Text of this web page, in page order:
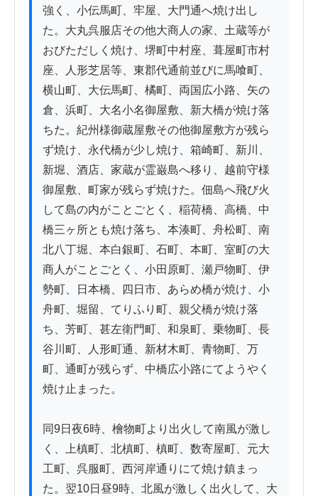
強く、小伝馬町、牢屋、大門通へ焼け出し
た。大丸呉服店その他大商人の家、土蔵等が
おびただしく焼け、堺町中村座、葺屋町市村
座、人形芝居等、東郡代通前並びに馬喰町、
横山町、大伝馬町、橘町、両国広小路、矢の
倉、浜町、大名小名御屋敷、新大橋が焼け落
ちた。紀州様御蔵屋敷その他御屋敷方が残ら
ず焼け、永代橋が少し焼け、箱崎町、新川、
新堀、酒店、家蔵が霊巌島へ移り、越前守様
御屋敷、町家が残らず焼けた。佃島へ飛び火
して島の内がことごとく、稲荷橋、高橋、中
橋三ヶ所とも焼け落ち、本湊町、舟松町、南
北八丁堀、本白銀町、石町、本町、室町の大
商人がことごとく、小田原町、瀬戸物町、伊
勢町、日本橋、四日市、あらめ橋が焼け、小
舟町、堀留、てりふり町、親父橋が焼け落
ち、芳町、甚左衛門町、和泉町、乗物町、長
谷川町、人形町通、新材木町、青物町、万
町、通町が残らず、中橋広小路にてようやく
焼け止まった。
同9日夜6時、檜物町より出火して南風が激し
く、上槙町、北槙町、槙町、数寄屋町、元大
工町、呉服町、西河岸通りにて焼け鎮まっ
た。翌10日昼9時、北風が激しく出火して、大